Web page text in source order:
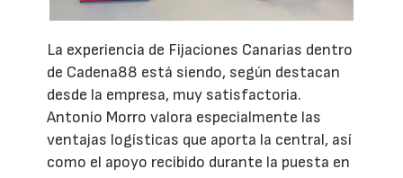
La experiencia de Fijaciones Canarias dentro
de Cadena88 está siendo, según destacan
desde la empresa, muy satisfactoria.
Antonio Morro valora especialmente las
ventajas logísticas que aporta la central, así
como el apoyo recibido durante la puesta en